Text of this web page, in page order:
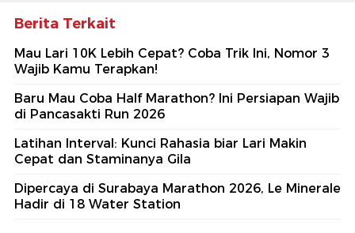
Berita Terkait
Mau Lari 10K Lebih Cepat? Coba Trik Ini, Nomor 3
Wajib Kamu Terapkan!
Baru Mau Coba Half Marathon? Ini Persiapan Wajib
di Pancasakti Run 2026
Latihan Interval: Kunci Rahasia biar Lari Makin
Cepat dan Staminanya Gila
Dipercaya di Surabaya Marathon 2026, Le Minerale
Hadir di 18 Water Station